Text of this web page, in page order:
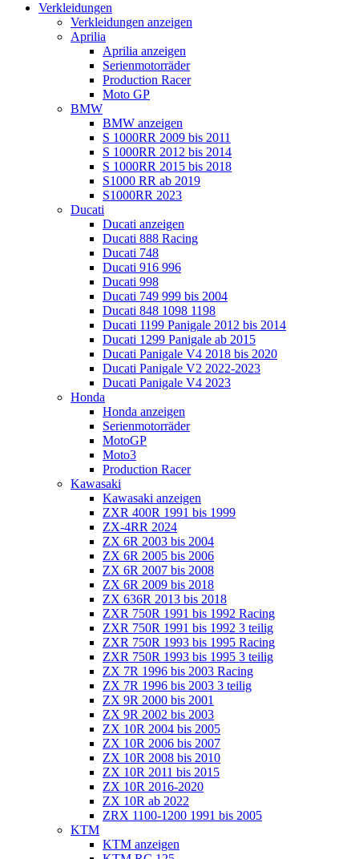
Verkleidungen
Verkleidungen anzeigen
Aprilia
Aprilia anzeigen
Serienmotorräder
Production Racer
Moto GP
BMW
BMW anzeigen
S 1000RR 2009 bis 2011
S 1000RR 2012 bis 2014
S 1000RR 2015 bis 2018
S1000 RR ab 2019
S1000RR 2023
Ducati
Ducati anzeigen
Ducati 888 Racing
Ducati 748
Ducati 916 996
Ducati 998
Ducati 749 999 bis 2004
Ducati 848 1098 1198
Ducati 1199 Panigale 2012 bis 2014
Ducati 1299 Panigale ab 2015
Ducati Panigale V4 2018 bis 2020
Ducati Panigale V2 2022-2023
Ducati Panigale V4 2023
Honda
Honda anzeigen
Serienmotorräder
MotoGP
Moto3
Production Racer
Kawasaki
Kawasaki anzeigen
ZXR 400R 1991 bis 1999
ZX-4RR 2024
ZX 6R 2003 bis 2004
ZX 6R 2005 bis 2006
ZX 6R 2007 bis 2008
ZX 6R 2009 bis 2018
ZX 636R 2013 bis 2018
ZXR 750R 1991 bis 1992 Racing
ZXR 750R 1991 bis 1992 3 teilig
ZXR 750R 1993 bis 1995 Racing
ZXR 750R 1993 bis 1995 3 teilig
ZX 7R 1996 bis 2003 Racing
ZX 7R 1996 bis 2003 3 teilig
ZX 9R 2000 bis 2001
ZX 9R 2002 bis 2003
ZX 10R 2004 bis 2005
ZX 10R 2006 bis 2007
ZX 10R 2008 bis 2010
ZX 10R 2011 bis 2015
ZX 10R 2016-2020
ZX 10R ab 2022
ZRX 1100-1200 1991 bis 2005
KTM
KTM anzeigen